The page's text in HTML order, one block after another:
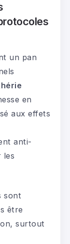
un pan
en
aux effets
anti-
les
sont
être
surtout